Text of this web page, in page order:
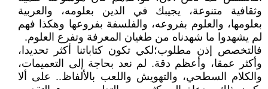
وثقافية متنوعة، يجيبك في الدين بعلومه، والعربية
بعلومها، والعلوم بفروعه، والفلسفة بفروعها وهكذا فهم
لم يشهدوا ما شهدناه من طغيان المعرفة وتفرع العلوم.
فالتخصص إذن مطلوب؛لكي تكون كتاباتنا أكثر تحديدا،
وأكثر عمقا، وأعظم دقة. لم نعد بحاجة إلى التعميمات،
والكلام السطحي، والتهويش واللعب بالألفاظ.. على ألا